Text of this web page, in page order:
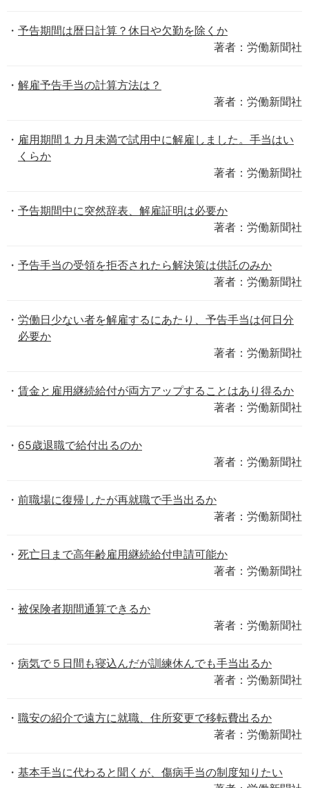
予告期間は暦日計算？休日や欠勤を除くか
著者：労働新聞社
解雇予告手当の計算方法は？
著者：労働新聞社
雇用期間１カ月未満で試用中に解雇しました。手当はい
くらか
著者：労働新聞社
予告期間中に突然辞表、解雇証明は必要か
著者：労働新聞社
予告手当の受領を拒否されたら解決策は供託のみか
著者：労働新聞社
労働日少ない者を解雇するにあたり、予告手当は何日分
必要か
著者：労働新聞社
賃金と雇用継続給付が両方アップすることはあり得るか
著者：労働新聞社
65歳退職で給付出るのか
著者：労働新聞社
前職場に復帰したが再就職で手当出るか
著者：労働新聞社
死亡日まで高年齢雇用継続給付申請可能か
著者：労働新聞社
被保険者期間通算できるか
著者：労働新聞社
病気で５日間も寝込んだが訓練休んでも手当出るか
著者：労働新聞社
職安の紹介で遠方に就職、住所変更で移転費出るか
著者：労働新聞社
基本手当に代わると聞くが、傷病手当の制度知りたい